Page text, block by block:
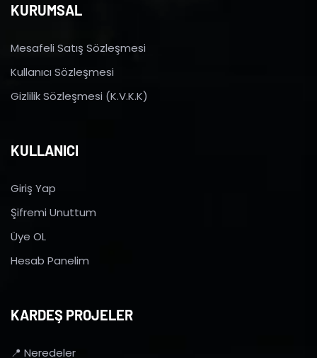
KURUMSAL
Mesafeli Satış Sözleşmesi
Kullanıcı Sözleşmesi
Gizlilik Sözleşmesi (K.V.K.K)
KULLANICI
Giriş Yap
Şifremi Unuttum
Üye OL
Hesab Panelim
KARDEŞ PROJELER
📍 Neredeler